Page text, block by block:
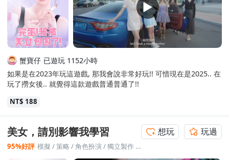
蟹寶仔 已遊玩 1152小時
如果是在2023年玩這遊戲, 那我會說非常好玩!! 可惜現在是2025.. 在
玩了撈女後.. 就覺得這款遊戲普通普通了!!
NT$ 188
美女，請別影響我學習
95%好評 模擬 /策略 /角色扮演/獨立製作 冒險
想玩 玩過